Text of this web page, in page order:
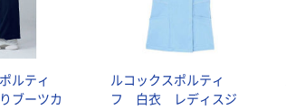
ルティ
ブーツカ
ルコックスポルティ
フ 白衣 レディスジ